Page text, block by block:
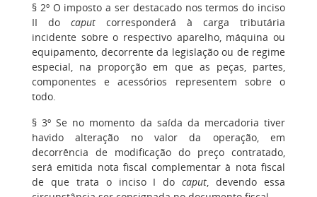
§ 2º O imposto a ser destacado nos termos do inciso
II do caput corresponderá à carga tributária
incidente sobre o respectivo aparelho, máquina ou
equipamento, decorrente da legislação ou de regime
especial, na proporção em que as peças, partes,
componentes e acessórios representem sobre o
todo.
§ 3º Se no momento da saída da mercadoria tiver
havido alteração no valor da operação, em
decorrência de modificação do preço contratado,
será emitida nota fiscal complementar à nota fiscal
de que trata o inciso I docaput, devendo essa